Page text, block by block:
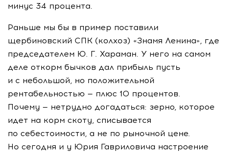
минус 34 процента.
Раньше мы бы в пример поставили
щербиновский СПК (колхоз) «Знамя Ленина», где
председателем Ю. Г. Хараман. У него на самом
деле откорм бычков дал прибыль пусть
и с небольшой, но положительной
рентабельностью — плюс 10 процентов.
Почему — нетрудно догадаться: зерно, которое
идет на корм скоту, списывается
по себестоимости, а не по рыночной цене.
Но сегодня и у Юрия Гавриловича настроение